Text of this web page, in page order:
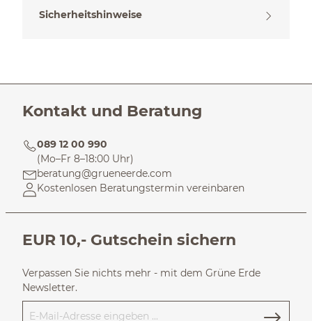
Sicherheitshinweise
Kontakt und Beratung
089 12 00 990
(Mo–Fr 8–18:00 Uhr)
beratung@grueneerde.com
Kostenlosen Beratungstermin vereinbaren
EUR 10,- Gutschein sichern
Verpassen Sie nichts mehr - mit dem Grüne Erde
Newsletter.